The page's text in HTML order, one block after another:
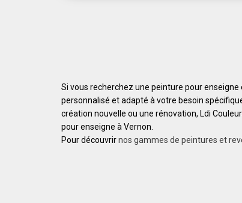
Si vous recherchez une peinture pour
personnalisé et adapté à votre besoin
création nouvelle ou une rénovation, Ldi
pour enseigne à Vernon.
Pour découvrirnos gammes de peintures et